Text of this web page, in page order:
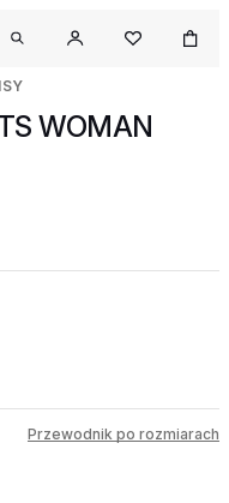
WOMAN
Przewodnik po rozmiarach